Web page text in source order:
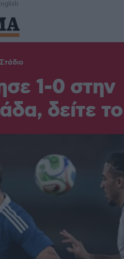
1-0 στην
δείτε